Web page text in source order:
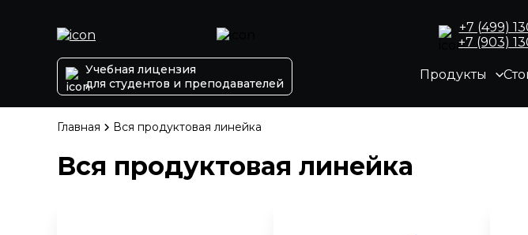
+7 (499)
+7 (903)
Учебная лицензия
для студентов и преподавателей
Продукты
Главная Вся продуктовая линейка
Вся продуктовая линейка